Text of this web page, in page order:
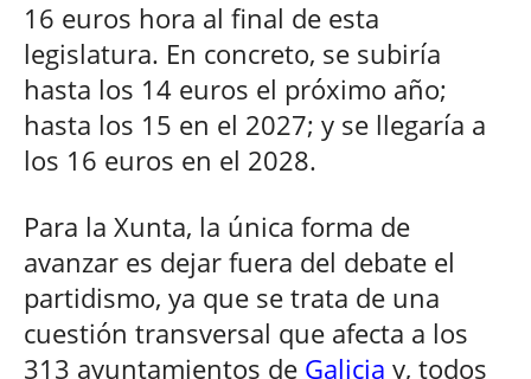
16 euros hora al final de esta
legislatura. En concreto, se subiría
hasta los 14 euros el próximo año;
hasta los 15 en el 2027; y se llegaría a
los 16 euros en el 2028.
Para la Xunta, la única forma de
avanzar es dejar fuera del debate el
partidismo, ya que se trata de una
cuestión transversal que afecta a los
313 ayuntamientos de Galicia y, todos